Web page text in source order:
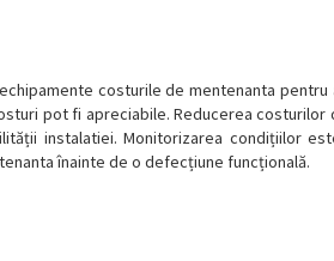
costurile de mentenanta
pot fi apreciabile. Reducerea
instalatiei. Monitorizarea condițiilor
înainte de o defecțiune funcțională.